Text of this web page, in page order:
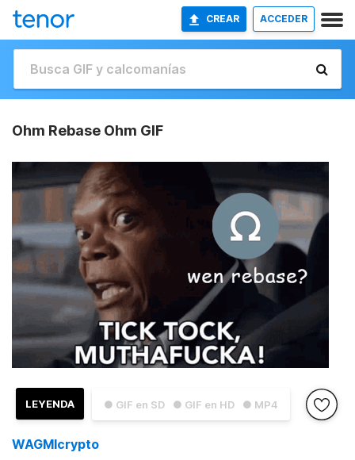
CREAR ACCEDER
Ohm Rebase Ohm GIF
● GIF en SD ● GIF en HD ● MP4
LEYENDA
WAGMIcrypto